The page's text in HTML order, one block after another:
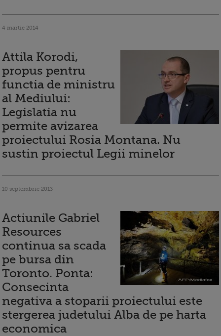
4 martie 2014
Attila Korodi,
propus pentru
functia de ministru
al Mediului:
Legislatia nu
permite avizarea
proiectului Rosia Montana. Nu
sustin proiectul Legii minelor
10 septembrie 2013
Actiunile Gabriel
Resources
continua sa scada
pe bursa din
Toronto. Ponta:
Consecinta
negativa a stoparii proiectului este
stergerea judetului Alba de pe harta
economica